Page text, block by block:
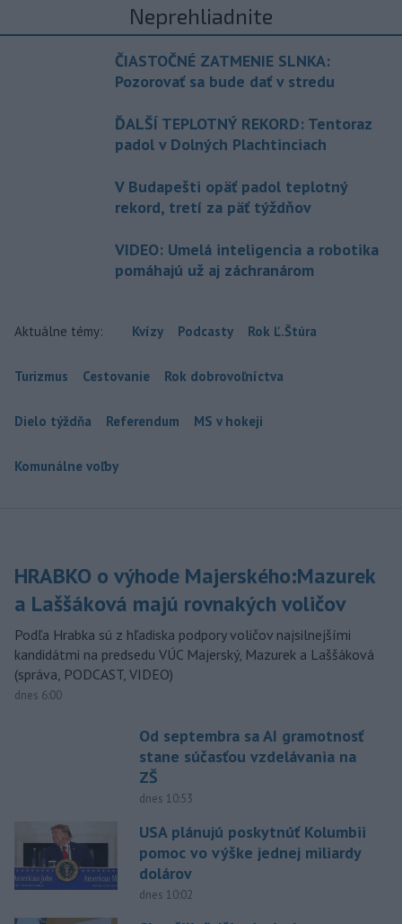
Neprehliadnite
ČIASTOČNÉ ZATMENIE SLNKA:
Pozorovať sa bude dať v stredu
ĎALŠÍ TEPLOTNÝ REKORD: Tentoraz
padol v Dolných Plachtinciach
V Budapešti opäť padol teplotný
rekord, tretí za päť týždňov
VIDEO: Umelá inteligencia a robotika
pomáhajú už aj záchranárom
Aktuálne témy: Kvízy Podcasty Rok Ľ.Štúra
Turizmus Cestovanie Rok dobrovoľníctva
Dielo týždňa Referendum MS v hokeji
Komunálne voľby
HRABKO o výhode Majerského:Mazurek
a Laššáková majú rovnakých voličov
Podľa Hrabka sú z hľadiska podpory voličov najsilnejšími
kandidátmi na predsedu VÚC Majerský, Mazurek a Laššáková
(správa, PODCAST, VIDEO)
dnes 6:00
Od septembra sa AI gramotnosť
stane súčasťou vzdelávania na
ZŠ
dnes 10:53
USA plánujú poskytnúť Kolumbii
pomoc vo výške jednej miliardy
dolárov
dnes 10:02